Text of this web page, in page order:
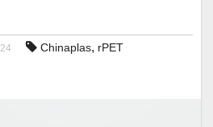
Chinaplas, rPET